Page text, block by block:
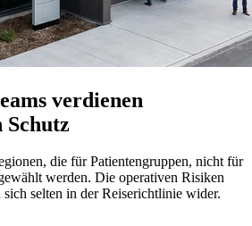
verdienen
die für Patientengruppen, nicht für
werden. Die operativen Risiken
selten in der Reiserichtlinie wider.